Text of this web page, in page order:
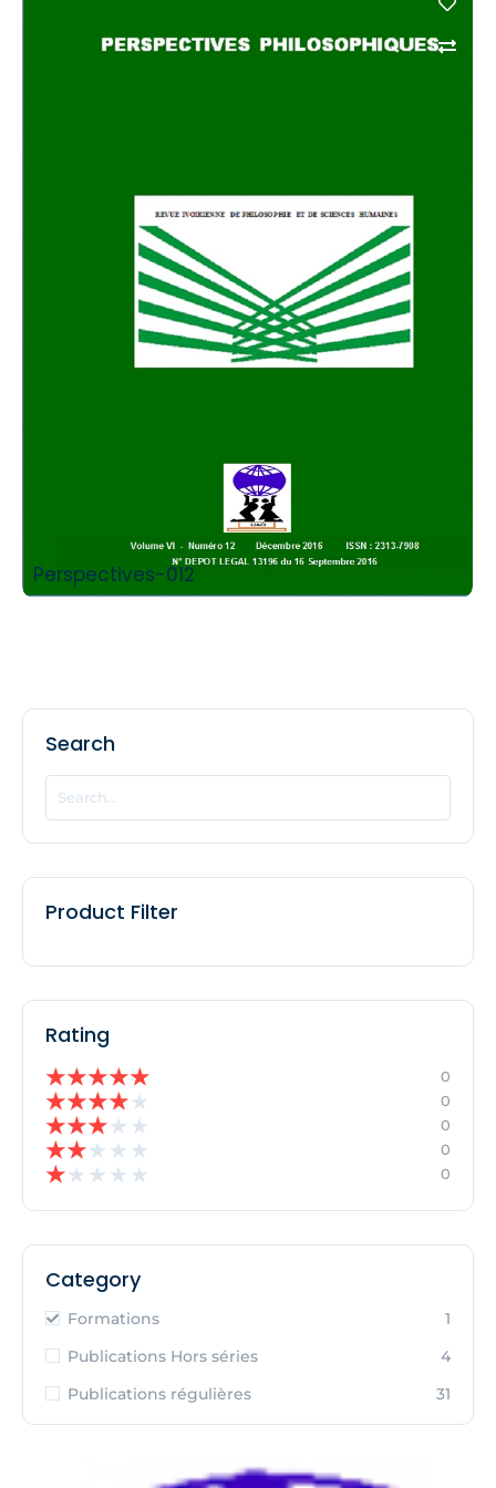
EDITOR'S PICK
Perspectives-012
Buy Product
Search
Product Filter
Rating
★★★★★ 0
★★★★★ 0
★★★★ ★ 0
★★★ ★ ★ 0
★★ ★ ★ ★ 0
Category
Formations
1
Publications Hors séries
4
Publications régulières
31